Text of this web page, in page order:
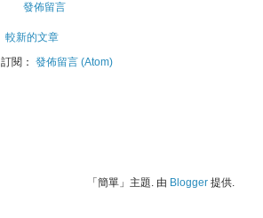
發佈留言
較新的文章
訂閱： 發佈留言 (Atom)
「簡單」主題. 由 Blogger 提供.